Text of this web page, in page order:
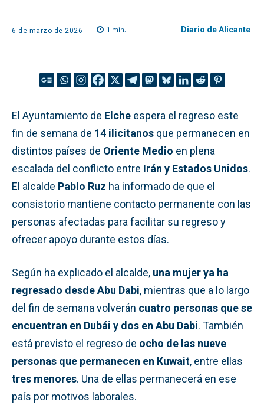
6 de marzo de 2026 1 min. Diario de Alicante
El Ayuntamiento de Elche espera el regreso este
fin de semana de 14 ilicitanos que permanecen en
distintos países de Oriente Medio en plena
escalada del conflicto entre Irán y Estados Unidos.
El alcalde Pablo Ruz ha informado de que el
consistorio mantiene contacto permanente con las
personas afectadas para facilitar su regreso y
ofrecer apoyo durante estos días.
Según ha explicado el alcalde, una mujer ya ha
regresado desde Abu Dabi, mientras que a lo largo
del fin de semana volverán cuatro personas que se
encuentran en Dubái y dos en Abu Dabi. También
está previsto el regreso de ocho de las nueve
personas que permanecen en Kuwait, entre ellas
tres menores. Una de ellas permanecerá en ese
país por motivos laborales.